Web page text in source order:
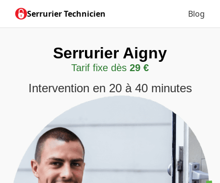
Serrurier Technicien Blog
Serrurier Aigny
Tarif fixe dès 29 €
Intervention en 20 à 40 minutes